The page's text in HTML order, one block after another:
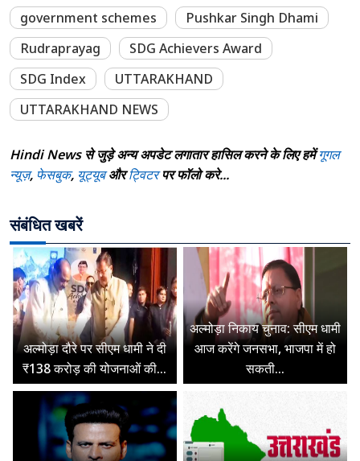
government schemes
Pushkar Singh Dhami
Rudraprayag
SDG Achievers Award
SDG Index
UTTARAKHAND
UTTARAKHAND NEWS
Hindi News से जुड़े अन्य अपडेट लगातार हासिल करने के लिए हमेंगूगल
न्यूज़, फेसबुक, यूट्यूबऔरट्विटरपर फॉलो करे...
संबंधित खबरें
अल्मोड़ा दौरे पर सीएम धामी ने दी
₹138 करोड़ की योजनाओं की...
अल्मोड़ा निकाय चुनाव: सीएम धामी
आज करेंगे जनसभा, भाजपा में हो
सकती...